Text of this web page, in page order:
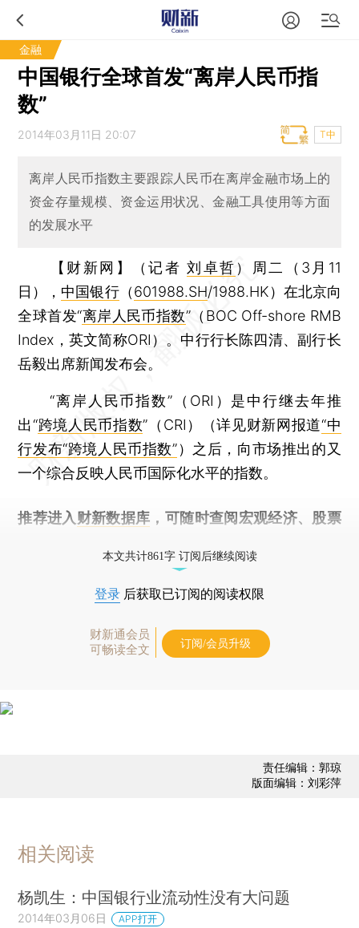
金融
中国银行全球首发“离岸人民币指
数”
2014年03月11日 20:07 T中
离岸人民币指数主要跟踪人民币在离岸金融市场上的
资金存量规模、资金运用状况、金融工具使用等方面
的发展水平
【财新网】（记者刘卓哲 ）
周二（3月11
日）， 中国银行（601988.SH/1988.HK）在北京向
全球首发“离岸人民币指数”（BOC Off-shore RMB
Index，英文简称ORI）。中行行长陈四清、副行长
岳毅出席新闻发布会。
“离岸人民币指数”（ORI）是中行继去年推
出“跨境人民币指数”（CRI）（详见财新网报道“中
行发布“跨境人民币指数”）之后，向市场推出的又
一个综合反映人民币国际化水平的指数。
推荐进入 财新数据库 ，可随时查阅宏观经济、股票
本文共计861字 订阅后继续阅读
登录 后获取已订阅的阅读权限
财新通会员
可畅读全文
订阅/会员升级
责任编辑：郭琼
版面编辑：刘彩萍
相关阅读
杨凯生：中国银行业流动性没有大问题
2014年03月06日 APP打开